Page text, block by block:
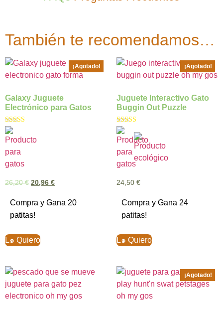
También te recomendamos…
¡Agotado!
Galaxy Juguete
Electrónico para Gatos
Valorado con
5.00
de 5
26,20€ 20,96 €
Compra y Gana 20
patitas!
L๑ Quiero
¡Agotado!
Juguete Interactivo Gato
Buggin Out Puzzle
Valorado con
5.00
de 5
24,50 €
Compra y Gana 24
patitas!
L๑ Quiero
¡Agotado!